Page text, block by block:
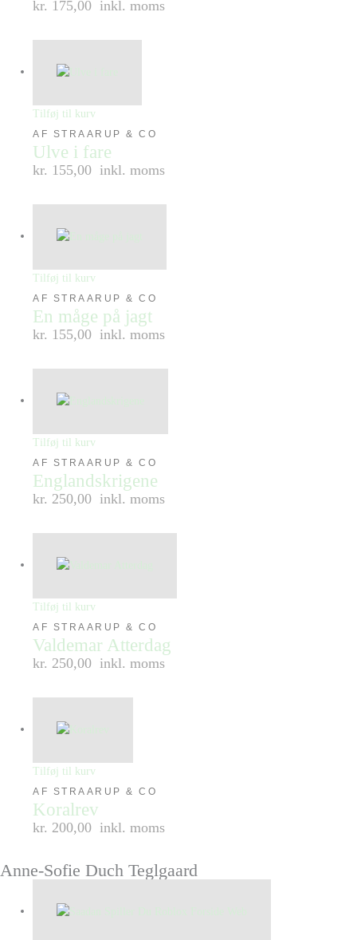
kr. 175,00 inkl. moms
Tilføj til kurv
AF STRAARUP & CO
Ulve i fare
kr. 155,00 inkl. moms
Tilføj til kurv
AF STRAARUP & CO
En måge på jagt
kr. 155,00 inkl. moms
Tilføj til kurv
AF STRAARUP & CO
Englandskrigene
kr. 250,00 inkl. moms
Tilføj til kurv
AF STRAARUP & CO
Valdemar Atterdag
kr. 250,00 inkl. moms
Tilføj til kurv
AF STRAARUP & CO
Koralrev
kr. 200,00 inkl. moms
Anne-Sofie Duch Teglgaard